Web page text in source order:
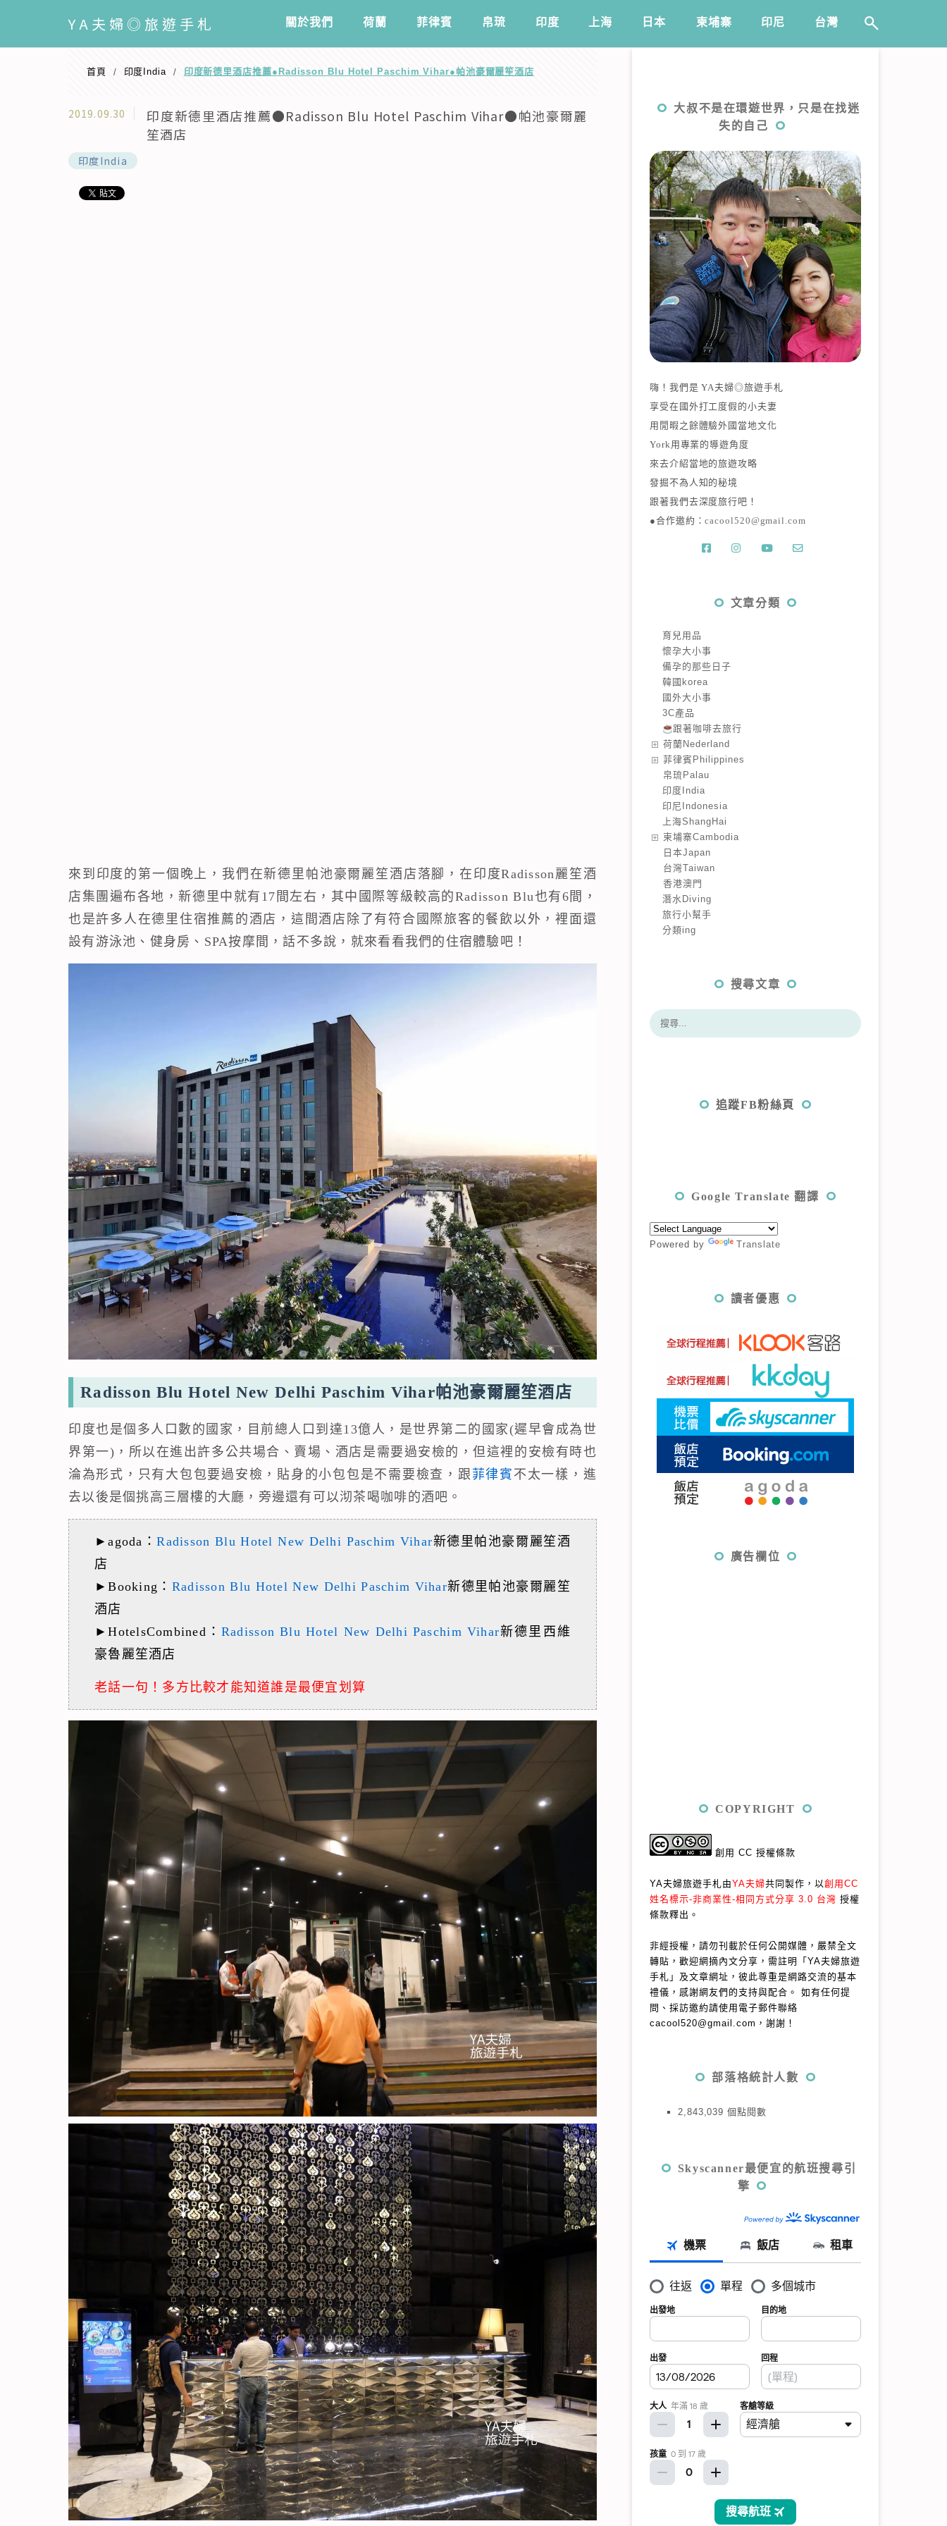
YA 夫婦◎旅遊手札 關於我們 ️荷蘭 菲律賓 帛琉 印度 上海 日本 ️柬埔寨 印尼 台灣
首頁 / 印度India / 印度新德里酒店推薦●Radisson Blu Hotel Paschim Vihar●帕池豪爾麗笙酒店
2019.09.30
印度新德里酒店推薦●Radisson Blu Hotel Paschim Vihar●帕池豪爾麗
笙酒店
印度India
來到印度的第一個晚上，我們在新德里帕池豪爾麗笙酒店落腳，在印度Radisson麗笙酒
店集團遍布各地，新德里中就有17間左右，其中國際等級較高的Radisson Blu也有6間，
也是許多人在德里住宿推薦的酒店，這間酒店除了有符合國際旅客的餐飲以外，裡面還
設有游泳池、健身房、SPA按摩間，話不多說，就來看看我們的住宿體驗吧！
Radisson Blu Hotel New Delhi Paschim Vihar帕池豪爾麗笙酒店
印度也是個多人口數的國家，目前總人口到達13億人，是世界第二的國家(遲早會成為世
界第一)，所以在進出許多公共場合、賣場、酒店是需要過安檢的，但這裡的安檢有時也
淪為形式，只有大包包要過安檢，貼身的小包包是不需要檢查，跟 菲律賓 不太一樣，進
去以後是個挑高三層樓的大廳，旁邊還有可以沏茶喝咖啡的酒吧。
►agoda：Radisson Blu Hotel New Delhi Paschim Vihar新德里帕池豪爾麗笙酒
店
►Booking： Radisson Blu Hotel New Delhi Paschim Vihar新德里帕池豪爾麗笙
酒店
►HotelsCombined： Radisson Blu Hotel New Delhi Paschim Vihar新德里西維
豪魯麗笙酒店
老話一句！多方比較才能知道誰是最便宜划算
大叔不是在環遊世界，只是在找迷
失的自己
嗨！我們是 YA夫婦◎旅遊手札
享受在國外打工度假的小夫妻
用閒暇之餘體驗外國當地文化
York用專業的導遊角度
來去介紹當地的旅遊攻略
發掘不為人知的秘境
跟著我們去深度旅行吧！
●合作邀約：cacool520@gmail.com
文章分類
育兒用品
懷孕大小事
備孕的那些日子
韓國korea
國外大小事
3C產品
跟著咖啡去旅行
️荷蘭Nederland
️菲律賓Philippines
️帛琉Palau
印度India
印尼Indonesia
上海ShangHai
️柬埔寨Cambodia
️日本Japan
️台灣Taiwan
️香港澳門
潛水Diving
旅行小幫手
分類ing
搜尋文章
追蹤FB粉絲頁
Google Translate 翻譯
Powered by Translate
讀者優惠
廣告欄位
COPYRIGHT
創用 CC 授權條款
YA夫婦旅遊手札由YA夫婦共同製作，以創用CC
姓名標示-非商業性-相同方式分享 3.0 台灣 授權
條款釋出。
非經授權，請勿刊載於任何公開媒體，嚴禁全文
轉貼，歡迎網摘內文分享，需註明「YA夫婦旅遊
手札」及文章網址，彼此尊重是網路交流的基本
禮儀，感謝網友們的支持與配合。
如有任何提
問、採訪邀約請使用電子郵件聯絡
cacool520@gmail.com，謝謝！
部落格統計人數
2,843,039 個點閱數
Skyscanner最便宜的航班搜尋引
擎